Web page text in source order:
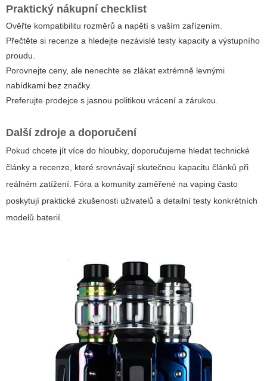
Praktický nákupní checklist
Ověřte kompatibilitu rozměrů a napětí s vaším zařízením.
Přečtěte si recenze a hledejte nezávislé testy kapacity a výstupního
proudu.
Porovnejte ceny, ale nenechte se zlákat extrémně levnými
nabídkami bez značky.
Preferujte prodejce s jasnou politikou vrácení a zárukou.
Další zdroje a doporučení
Pokud chcete jít více do hloubky, doporučujeme hledat technické
články a recenze, které srovnávají skutečnou kapacitu článků při
reálném zatížení. Fóra a komunity zaměřené na vaping často
poskytují praktické zkušenosti uživatelů a detailní testy konkrétních
modelů baterií.